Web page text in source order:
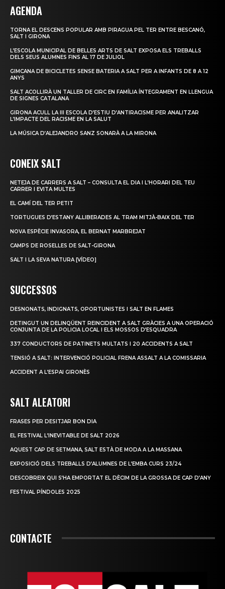
AGENDA
TORNA EL DESCENS POPULAR AMB PIRAGUA PEL TER ENTRE BESCANÓ,
SALT I GIRONA
L’ESCOLA MUNICIPAL DE BELLES ARTS DE SALT EXPOSA ELS TREBALLS
DELS SEUS ALUMNES FINS AL 17 DE JULIOL
GIMCANA DE BICICLETES SENSE BATERIA A SALT PER A INFANTS DE 8 A 12
ANYS
SALT ACOLLIRÀ UN TALLER DE CIRC EN FAMÍLIA ÍNTEGRAMENT EN LLENGUA
DE SIGNES CATALANA
GIRONA ACULL LA III ESCOLA D’ESTIU D’ANTIRACISME PER ANALITZAR
L’IMPACTE DEL RACISME EN LA SALUT
LA MÚSICA D’ALEJANDRO SANZ SONARÀ A LA MIRONA
CONEIX SALT
NETEJA DE CARRERS A SALT – CONSULTA EL DIA I L’HORARI DEL TEU
CARRER I EVITA MULTES
EL CAMÍ DEL TER PETIT
TORTUGUES D’ESTANY ALLIBERADES AL TRAM MITJÀ-BAIX DEL TER
NOVA ESPÈCIE INVASORA, EL BERNAT MARBREJAT
CAMPS DE ROSELLES DE SALT-GIRONA
SALT I LA SEVA NATURA [VÍDEO]
SUCCESSOS
DESNONATS, INDIGNATS, OPORTUNISTES I SALT EN FLAMES
DETINGUT UN DELINQÜENT REINCIDENT A SALT GRÀCIES A UNA OPERACIÓ
CONJUNTA DE LA POLICIA LOCAL I ELS MOSSOS D’ESQUADRA
337 CONDUCTORS DE PATINETS MULTATS I 20 ACCIDENTS A SALT
TENSIÓ A SALT: INTERVENCIÓ POLICIAL FRENA ASSALT A LA COMISSARIA
ACCIDENT A L’ESPAI GIRONÈS
SALT ALEATORI
FRASES PER DESITJAR BON DIA
EL FESTIVAL L’INEVITABLE DE SALT 2026
AQUEST CAP DE SETMANA, SALT ESTÀ DE MODA A LA MASSANA
EXPOSICIÓ DELS TREBALLS D’ALUMNES DE L’EMBA CURS 23/24
DESCOBREIX QUI S’HA EMPORTAT EL DÈCIM DE LA GROSSA DE CAP D’ANY
FESTIVAL PÍNDOLES 2025
CONTACTE